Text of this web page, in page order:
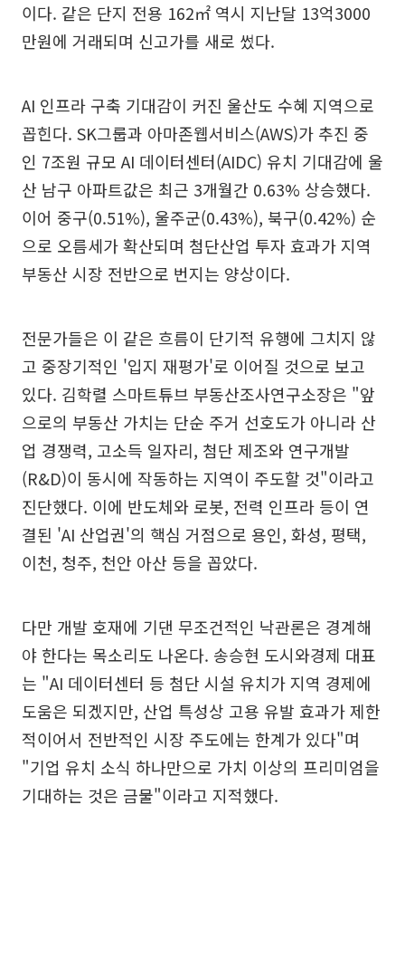
이다. 같은 단지 전용 162㎡ 역시 지난달 13억3000
만원에 거래되며 신고가를 새로 썼다.
AI 인프라 구축 기대감이 커진 울산도 수혜 지역으로
꼽힌다. SK그룹과 아마존웹서비스(AWS)가 추진 중
인 7조원 규모 AI 데이터센터(AIDC) 유치 기대감에 울
산 남구 아파트값은 최근 3개월간 0.63% 상승했다.
이어 중구(0.51%), 울주군(0.43%), 북구(0.42%) 순
으로 오름세가 확산되며 첨단산업 투자 효과가 지역
부동산 시장 전반으로 번지는 양상이다.
전문가들은 이 같은 흐름이 단기적 유행에 그치지 않
고 중장기적인 '입지 재평가'로 이어질 것으로 보고
있다. 김학렬 스마트튜브 부동산조사연구소장은 "앞
으로의 부동산 가치는 단순 주거 선호도가 아니라 산
업 경쟁력, 고소득 일자리, 첨단 제조와 연구개발
(R&D)이 동시에 작동하는 지역이 주도할 것"이라고
진단했다. 이에 반도체와 로봇, 전력 인프라 등이 연
결된 'AI 산업권'의 핵심 거점으로 용인, 화성, 평택,
이천, 청주, 천안 아산 등을 꼽았다.
다만 개발 호재에 기댄 무조건적인 낙관론은 경계해
야 한다는 목소리도 나온다. 송승현 도시와경제 대표
는 "AI 데이터센터 등 첨단 시설 유치가 지역 경제에
도움은 되겠지만, 산업 특성상 고용 유발 효과가 제한
적이어서 전반적인 시장 주도에는 한계가 있다"며
"기업 유치 소식 하나만으로 가치 이상의 프리미엄을
기대하는 것은 금물"이라고 지적했다.